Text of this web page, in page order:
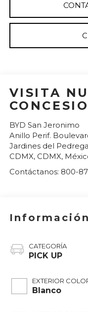
VISITA
BYD San Jeronimo
Anillo Perif.
Jardines del
CDMX, CDMX,
Contáctanos: 800-
CATEGORÍA
PICK UP
EXTERIOR
Blanco